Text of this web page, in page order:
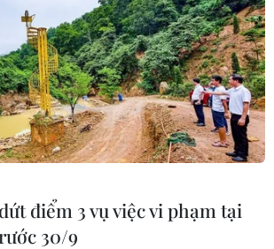
kinh tế toàn cầu
#OECD
#Hội nghị tài chính G-20
#Quỹ Tiền tệ Quốc tế
Australia
điểm 3 vụ việc vi phạm tại
30/9